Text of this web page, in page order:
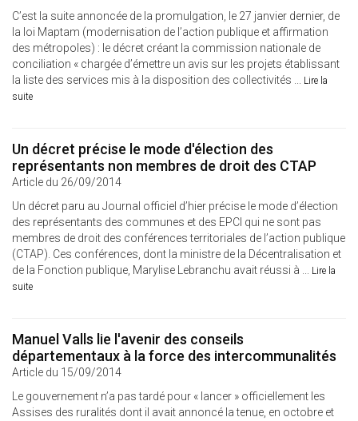
C’est la suite annoncée de la promulgation, le 27 janvier dernier, de
la loi Maptam (modernisation de l’action publique et affirmation
des métropoles) : le décret créant la commission nationale de
conciliation « chargée d’émettre un avis sur les projets établissant
la liste des services mis à la disposition des collectivités ... Lire la
suite
Un décret précise le mode d'élection des
représentants non membres de droit des CTAP
Article du 26/09/2014
Un décret paru au Journal officiel d’hier précise le mode d’élection
des représentants des communes et des EPCI qui ne sont pas
membres de droit des conférences territoriales de l’action publique
(CTAP). Ces conférences, dont la ministre de la Décentralisation et
de la Fonction publique, Marylise Lebranchu avait réussi à ... Lire la
suite
Manuel Valls lie l'avenir des conseils
départementaux à la force des intercommunalités
Article du 15/09/2014
Le gouvernement n’a pas tardé pour « lancer » officiellement les
Assises des ruralités dont il avait annoncé la tenue, en octobre et